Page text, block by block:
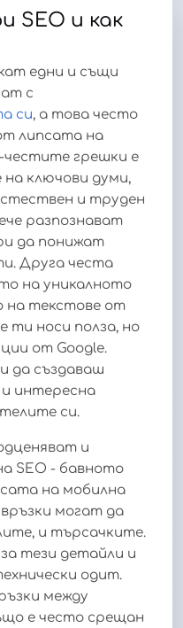
SEO и как
едни и същи
с
си, а това често
липсата на
грешки е
на ключови думи,
и труден
разпознават
да понижат
Друга честа
на уникалното
на текстове от
ти носи полза, но
от Google.
да създаваш
интересна
си.
и
SEO - бавното
на мобилна
могат да
и търсачките.
тези детайли и
одит.
между
е често срещан